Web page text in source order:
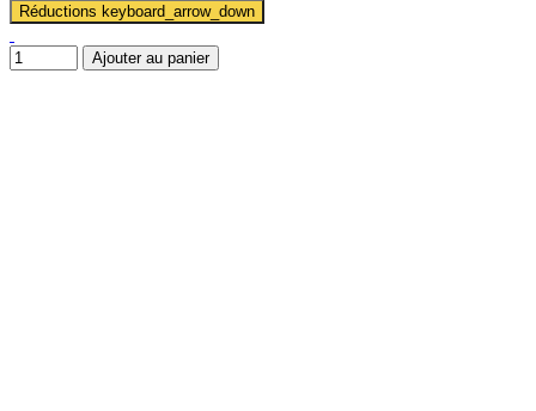
Réductions keyboard_arrow_down
Ajouter au panier